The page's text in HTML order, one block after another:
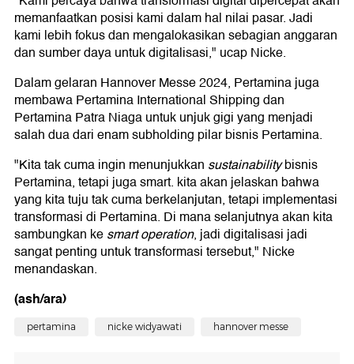
memanfaatkan posisi kami dalam hal nilai pasar. Jadi
kami lebih fokus dan mengalokasikan sebagian anggaran
dan sumber daya untuk digitalisasi," ucap Nicke.
Dalam gelaran Hannover Messe 2024, Pertamina juga
membawa Pertamina International Shipping dan
Pertamina Patra Niaga untuk unjuk gigi yang menjadi
salah dua dari enam subholding pilar bisnis Pertamina.
"Kita tak cuma ingin menunjukkan sustainabilitybisnis
Pertamina, tetapi juga smart. kita akan jelaskan bahwa
yang kita tuju tak cuma berkelanjutan, tetapi implementasi
transformasi di Pertamina. Di mana selanjutnya akan kita
sambungkan kesmart operation, jadi digitalisasi jadi
sangat penting untuk transformasi tersebut," Nicke
menandaskan.
(ash/ara)
pertamina nicke widyawati hannover messe